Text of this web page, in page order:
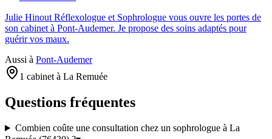
Julie Hinout Réflexologue et Sophrologue vous ouvre les portes de
son cabinet à Pont-Audemer. Je propose des soins adaptés pour
guérir vos maux.
Aussi à Pont-Audemer
1 cabinet à La Remuée
Questions fréquentes
Combien coûte une consultation chez un sophrologue à La